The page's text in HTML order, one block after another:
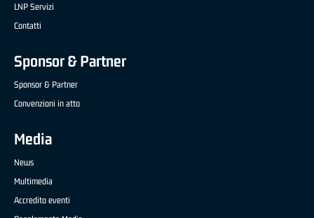
LNP Servizi
Contatti
Sponsor & Partner
Sponsor & Partner
Convenzioni in atto
Media
News
Multimedia
Accredito eventi